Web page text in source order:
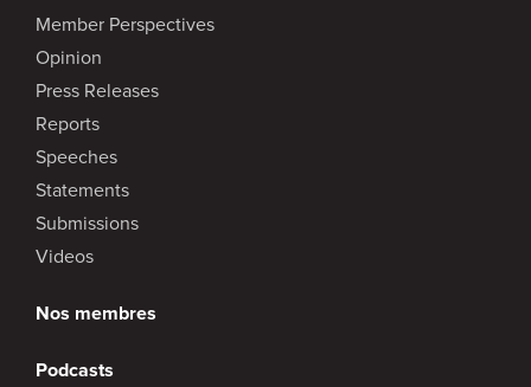
Member Perspectives
Opinion
Press Releases
Reports
Speeches
Statements
Submissions
Videos
Nos membres
Podcasts